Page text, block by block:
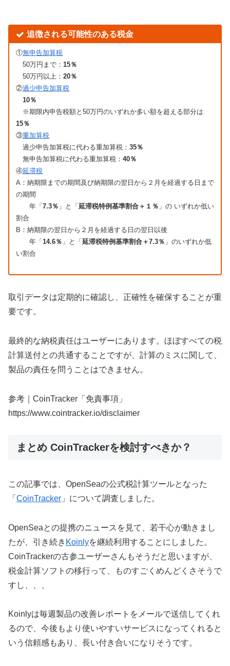
追徴される可能性のある税金
①無申告加算税
50万円まで： 15％
50万円以上： 20％
②過少申告加算税
10％
※期限内申告税額と50万円のいずれか多い額を超える部分は
15％
③重加算税
過少申告加算税に代わる重加算税： 35％
無申告加算税に代わる重加算税： 40％
④延滞税
A：納期限までの期間及び納期限の翌日から２月を経過する日まで
の期間
年「7.3％ 」と「延滞税特例基準割合＋１％ 」の いずれか低い
割合
B：納期限の翌日から２月を経過する日の翌日以後
年「14.6％ 」と「延滞税特例基準割合＋7.3％ 」のいずれか低
い割合
取引データは定期的に確認し、正確性を確保することが重
要です。
最終的な納税責任はユーザーにあります。ほぼすべての税
計算送付との共通することですが、計算のミスに関して、
製品の責任を問うことはできません。
参考｜CoinTracker「免責事項」
https://www.cointracker.io/disclaimer
まとめ CoinTrackerを検討すべきか？
この記事では、OpenSeaの公式税計算ツールとなった
「 CoinTracker 」について調査しました。
OpenSeaとの提携のニュースを見て、若干心が動きまし
たが、引き続き Koinlyを継続利用することにしました。
CoinTrackerの古参ユーザーさんもそうだと思いますが、
税金計算ソフトの移行って、ものすごくめんどくさそうで
すし、、、
Koinlyは毎週製品の改善レポートをメールで送信してくれ
るので、今後もより使いやすいサービスになってくれると
いう信頼感もあり、長い付き合いになりそうです。